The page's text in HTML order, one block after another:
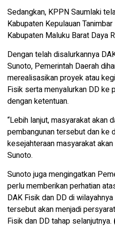
Sedangkan, KPPN Saumlaki
Kabupaten Kepulauan
Kabupaten Maluku Barat Daya
Dengan telah disalurkannya
Sunoto, Pemerintah Daerah
merealisasikan proyek atau
Fisik serta menyalurkan DD ke
dengan ketentuan.
“Lebih lanjut, masyarakat akan
pembangunan tersebut dan ke
kesejahteraan masyarakat
Sunoto.
Sunoto juga mengingatkan
perlu memberikan perhatian
DAK Fisik dan DD di
tersebut akan menjadi
Fisik dan DD tahap selanjutnya.